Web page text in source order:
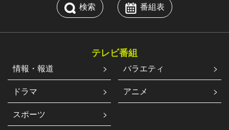
検索 番組表
テレビ番組
情報・報道
バラエティ
ドラマ
アニメ
スポーツ